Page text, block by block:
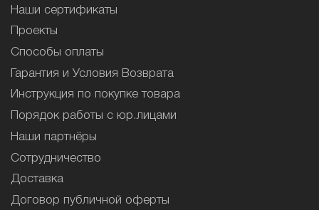
Наши сертификаты
Проекты
Способы оплаты
Гарантия и Условия Возврата
Инструкция по покупке товара
Порядок работы с юр.лицами
Наши партнёры
Сотрудничество
Доставка
Договор публичной оферты